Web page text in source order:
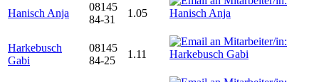
Hanisch Anja
08145
84-31
1.05
Harkebusch
Gabi
08145
84-25
1.11